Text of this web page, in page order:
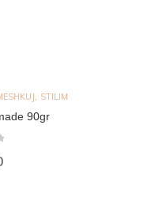
, STILIM
90gr